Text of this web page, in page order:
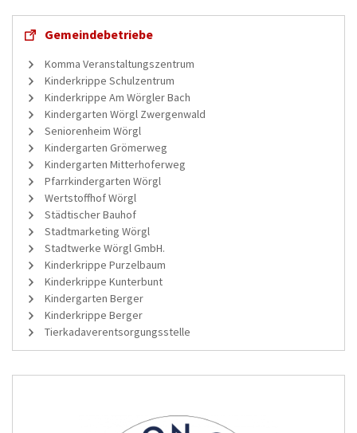
Gemeindebetriebe
Komma Veranstaltungszentrum
Kinderkrippe Schulzentrum
Kinderkrippe Am Wörgler Bach
Kindergarten Wörgl Zwergenwald
Seniorenheim Wörgl
Kindergarten Grömerweg
Kindergarten Mitterhoferweg
Pfarrkindergarten Wörgl
Wertstoffhof Wörgl
Städtischer Bauhof
Stadtmarketing Wörgl
Stadtwerke Wörgl GmbH.
Kinderkrippe Purzelbaum
Kinderkrippe Kunterbunt
Kindergarten Berger
Kinderkrippe Berger
Tierkadaverentsorgungsstelle